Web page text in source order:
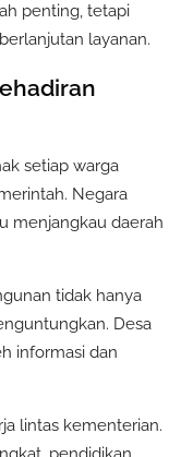
penting, tetapi
layanan.
setiap warga
Negara
menjangkau daerah
tidak hanya
Desa
informasi dan
lintas kementerian.